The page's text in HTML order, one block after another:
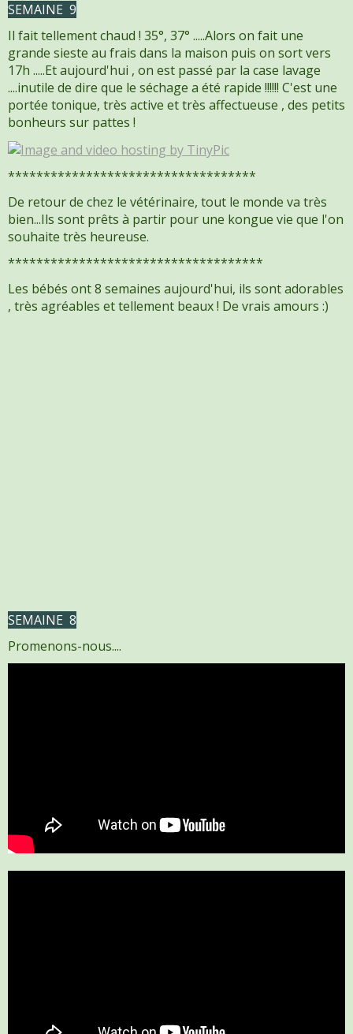
SEMAINE 9
Il fait tellement chaud ! 35°, 37° .....Alors on fait une
grande sieste au frais dans la maison puis on sort vers
17h .....Et aujourd'hui , on est passé par la case lavage
....inutile de dire que le séchage a été rapide !!!!!! C'est une
portée tonique, très active et très affectueuse , des petits
bonheurs sur pattes !
***********************************
De retour de chez le vétérinaire, tout le monde va très
bien...Ils sont prêts à partir pour une kongue vie que l'on
souhaite très heureuse.
************************************
Les bébés ont 8 semaines aujourd'hui, ils sont adorables
, très agréables et tellement beaux ! De vrais amours :)
SEMAINE 8
Promenons-nous....